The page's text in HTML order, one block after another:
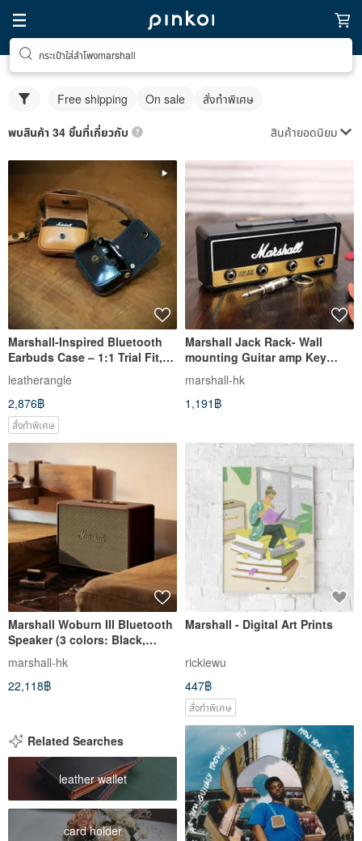
กระเป๋าใส่ลําโพงmarshall
Free shipping On sale สั่งทำพิเศษ
พบสินค้า 34 ชิ้นที่เกี่ยวกับ สินค้ายอดนิยม
Marshall-Inspired Bluetooth
Earbuds Case – 1:1 Trial Fit,
Made for Real Use
leatherangle
2,876฿
สั่งทำพิเศษ
Marshall Jack Rack- Wall
mounting Guitar amp Key
Hanger. Includes 4 Guitar Plug
marshall-hk
1,191฿
Marshall Woburn III Bluetooth
Speaker (3 colors: Black,
White, Brown)
marshall-hk
22,118฿
Marshall - Digital Art Prints
rickiewu
447฿
สั่งทำพิเศษ
Related Searches
leather wallet
card holder